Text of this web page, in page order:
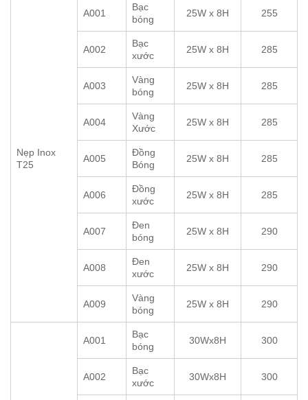
Nẹp Inox
T25
A001
Bạc
bóng
25W x 8H 255
A002
Bạc
xước
25W x 8H 285
A003
Vàng
bóng
25W x 8H 285
A004
Vàng
Xước
25W x 8H 285
A005
Đồng
Bóng
25W x 8H 285
A006
Đồng
xước
25W x 8H 285
A007
Đen
bóng
25W x 8H 290
A008
Đen
xước
25W x 8H 290
A009
Vàng
bóng
25W x 8H 290
A001
Bạc
bóng
30Wx8H 300
A002
Bạc
xước
30Wx8H 300